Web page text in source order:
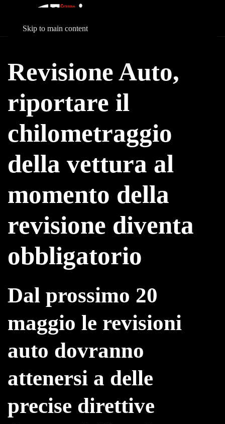
Skip to main content
Revisione Auto,
riportare il
chilometraggio
della vettura al
momento della
revisione diventa
obbligatorio
Dal prossimo 20
maggio le revisioni
auto dovranno
attenersi a delle
precise direttive